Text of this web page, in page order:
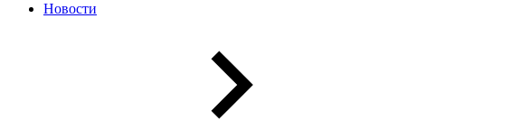
Новости